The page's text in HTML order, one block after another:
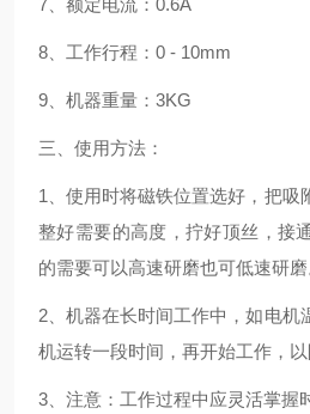
7 、额定电流： 0.6A
8 、工作行程： 0 - 10mm
9 、机器重量： 3KG
三、使用方法：
1
、使用时将磁铁位置选好，把
整好需要的高度，拧好顶丝，接
的需要可以高速研磨也可低速研磨
2 、机器在长时间工作中，如电
机运转一段时间，再开始工作，以
3 、注意：工作过程中应灵活掌握